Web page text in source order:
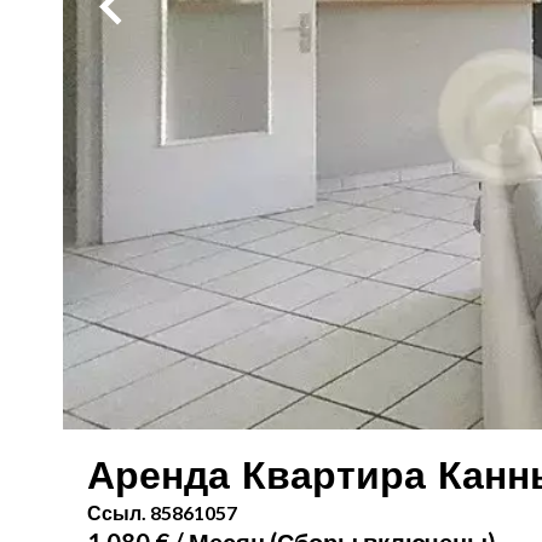
Аренда Квартира
Ссыл. 85861057